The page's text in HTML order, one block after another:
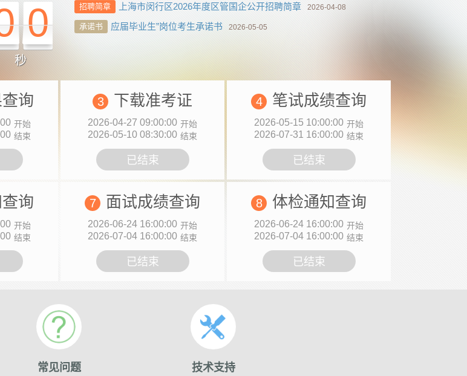
0
秒
招聘简章 上海市闵行区2026年度区管国企公开招聘简章 2026-04-08
承诺书 应届毕业生”岗位考生承诺书 2026-05-05
询
开始
结束
3 下载准考证
2026-04-27 09:00:00 开始
2026-05-10 08:30:00 结束
已结束
4 笔试成绩查询
2026-05-15 10:00:00 开始
2026-07-31 16:00:00 结束
已结束
询
开始
结束
7 面试成绩查询
2026-06-24 16:00:00 开始
2026-07-04 16:00:00 结束
已结束
8 体检通知查询
2026-06-24 16:00:00 开始
2026-07-04 16:00:00 结束
已结束
常见问题 技术支持